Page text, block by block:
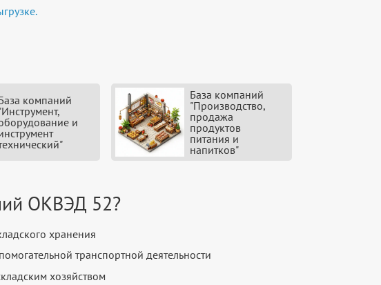
компаний
и
База компаний
"Производство,
продажа
продуктов
питания и
напитков"
ОКВЭД 52?
хранения
транспортной деятельности
хозяйством